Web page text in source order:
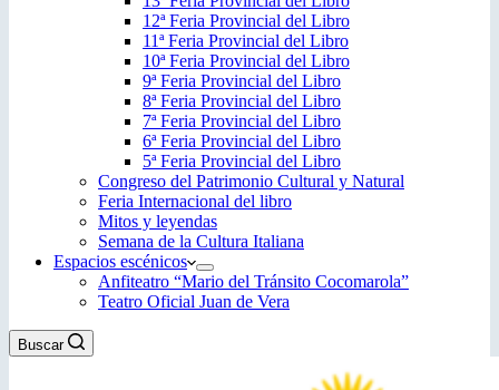
12ª Feria Provincial del Libro
11ª Feria Provincial del Libro
10ª Feria Provincial del Libro
9ª Feria Provincial del Libro
8ª Feria Provincial del Libro
7ª Feria Provincial del Libro
6ª Feria Provincial del Libro
5ª Feria Provincial del Libro
Congreso del Patrimonio Cultural y Natural
Feria Internacional del libro
Mitos y leyendas
Semana de la Cultura Italiana
Espacios escénicos
Anfiteatro “Mario del Tránsito Cocomarola”
Teatro Oficial Juan de Vera
Buscar